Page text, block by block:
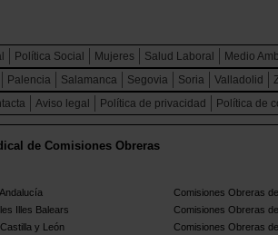
Política Social Mujeres Salud Laboral Medio
Palencia Salamanca Segovia Soria Valladolid
Aviso legal Política de privacidad Política de
de Comisiones Obreras
Comisiones Obreras
Illes Balears
Comisiones Obreras
y León
Comisiones Obreras